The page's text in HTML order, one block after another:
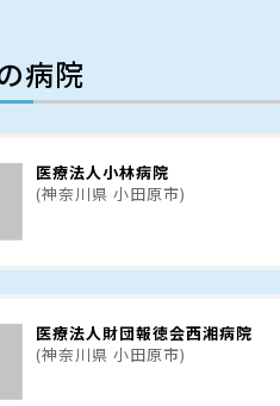
病院
医療法人小林病院
(神奈川県 小田原市)
医療法人財団報徳会西湘病院
(神奈川県 小田原市)